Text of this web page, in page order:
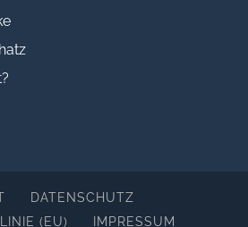
DATENSCHUTZ
(EU)
IMPRESSUM